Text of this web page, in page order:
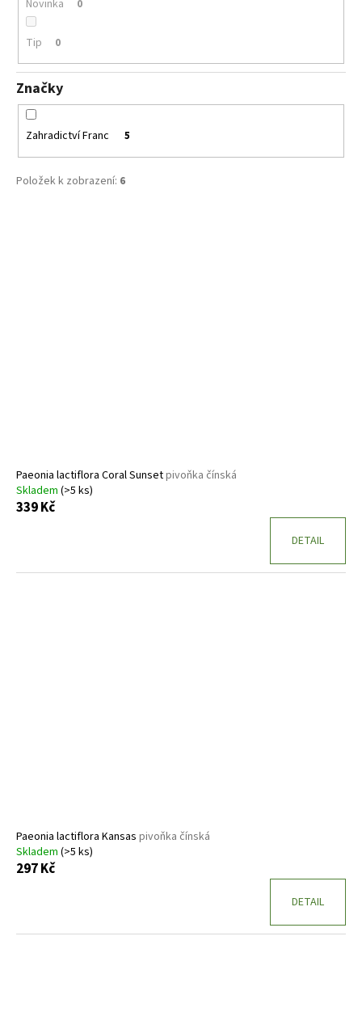
Novinka 0
Tip 0
Značky
Zahradictví Franc 5
Položek k zobrazení: 6
ů
Paeonia lactiflora Coral Sunsetpivoňka čínská
Skladem (>5 ks)
339 Kč
DETAIL
Paeonia lactiflora Kansas pivoňka čínská
Skladem (>5 ks)
297 Kč
DETAIL